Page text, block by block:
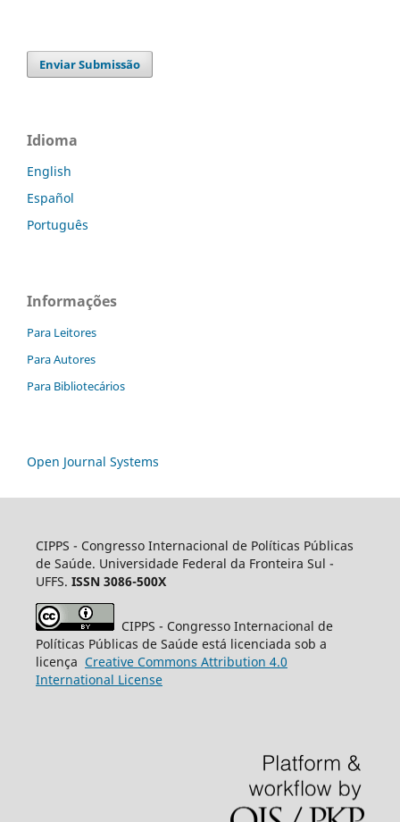
Enviar Submissão
Idioma
English
Español
Português
Informações
Para Leitores
Para Autores
Para Bibliotecários
Open Journal Systems
CIPPS - Congresso Internacional de Políticas Públicas
de Saúde. Universidade Federal da Fronteira Sul -
UFFS. ISSN 3086-500X
CIPPS - Congresso Internacional de
Políticas Públicas de Saúde está licenciada sob a
licença Creative Commons Attribution 4.0
International License